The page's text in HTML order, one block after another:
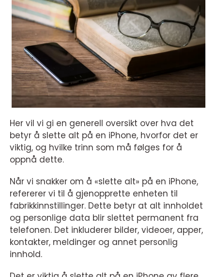
Her vil vi gi en generell oversikt over hva det
betyr å slette alt på en iPhone, hvorfor det er
viktig, og hvilke trinn som må følges for å
oppnå dette.
Når vi snakker om å «slette alt» på en iPhone,
refererer vi til å gjenopprette enheten til
fabrikkinnstillinger. Dette betyr at alt innholdet
og personlige data blir slettet permanent fra
telefonen. Det inkluderer bilder, videoer, apper,
kontakter, meldinger og annet personlig
innhold.